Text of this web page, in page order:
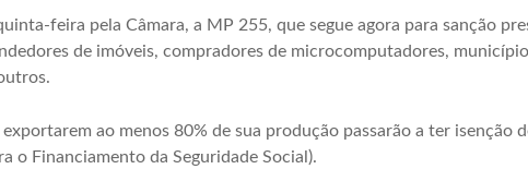
feira pela Câmara, a MP 255, que segue agora para sanção
de imóveis, compradores de microcomputadores,
ao menos 80% de sua produção passarão a ter isenção
o Financiamento da Seguridade Social).